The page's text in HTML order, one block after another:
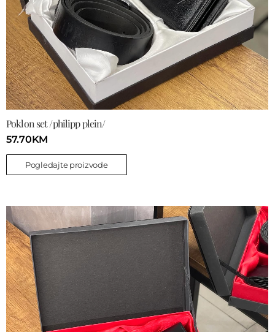
Poklon set /philipp plein/
57.70KM
Pogledajte proizvode